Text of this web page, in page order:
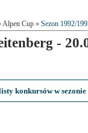
Alpen Cup » Sezon 1992/
-
konkursów w sezonie